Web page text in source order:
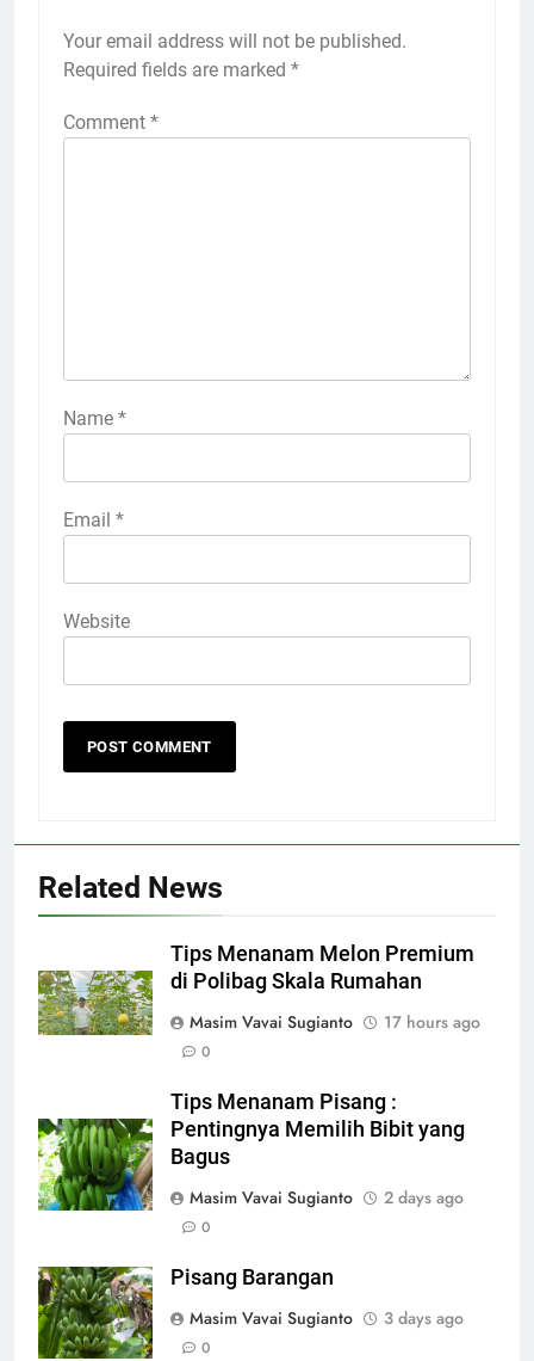
Your email address will not be published.
Required fields are marked *
Comment *
Name *
Email *
Website
Related News
Tips Menanam Melon Premium
di Polibag Skala Rumahan
Masim Vavai Sugianto
17 hours ago
0
Tips Menanam Pisang :
Pentingnya Memilih Bibit yang
Bagus
Masim Vavai Sugianto
2 days ago
0
Pisang Barangan
Masim Vavai Sugianto
3 days ago
0